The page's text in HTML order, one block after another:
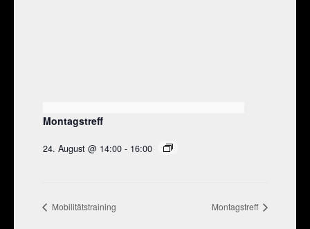
Montagstreff
24. August @ 14:00 - 16:00
Mobilitätstraining Montagstreff